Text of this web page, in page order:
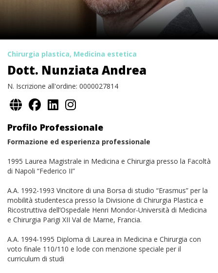
Chirurgia plastica, Medicina estetica
Dott. Nunziata Andrea
N. Iscrizione all'ordine: 0000027814
Profilo Professionale
Formazione ed esperienza professionale
1995 Laurea Magistrale in Medicina e Chirurgia presso la Facoltà
di Napoli “Federico II”
A.A. 1992-1993 Vincitore di una Borsa di studio “Erasmus” per la
mobilità studentesca presso la Divisione di Chirurgia Plastica e
Ricostruttiva dell’Ospedale Henri Mondor-Università di Medicina
e Chirurgia Parigi XII Val de Marne, Francia.
A.A. 1994-1995 Diploma di Laurea in Medicina e Chirurgia con
voto finale 110/110 e lode con menzione speciale per il
curriculum di studi